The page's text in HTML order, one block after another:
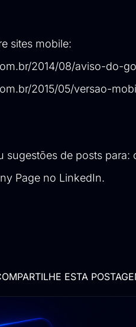
sites mobile:
2014/08/aviso-do-
2015/05/versao-
sugestões de posts para:
Page no LinkedIn.
ESTA